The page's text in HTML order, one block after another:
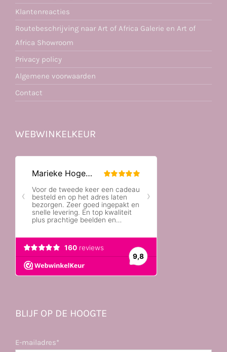
Klantenreacties
Routebeschrijving naar Art of Africa Galerie en Art of
Africa Showroom
Privacy policy
Algemene voorwaarden
Contact
WEBWINKELKEUR
BLIJF OP DE HOOGTE
E-mailadres*